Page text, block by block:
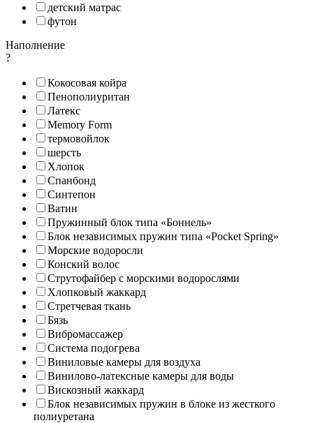
детский матрас
футон
Наполнение
?
Кокосовая койра
Пенополиуритан
Латекс
Memory Form
термовойлок
шерсть
Хлопок
Спанбонд
Синтепон
Ватин
Пружинный блок типа «Боннель»
Блок независимых пружин типа «Pocket Spring»
Морские водоросли
Конский волос
Струтофайбер с морскими водорослями
Хлопковый жаккард
Стретчевая ткань
Бязь
Вибромассажер
Система подогрева
Виниловые камеры для воздуха
Винилово-латексные камеры для воды
Вискозный жаккард
Блок независимых пружин в блоке из жесткого
полиуретана